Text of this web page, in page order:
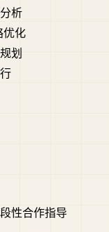
析
优化
划
性合作指导